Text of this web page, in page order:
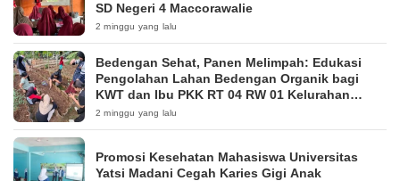
SD Negeri 4 Maccorawalie
2 minggu yang lalu
Bedengan Sehat, Panen Melimpah: Edukasi
Pengolahan Lahan Bedengan Organik bagi
KWT dan Ibu PKK RT 04 RW 01 Kelurahan
Pakintelan
2 minggu yang lalu
Promosi Kesehatan Mahasiswa Universitas
Yatsi Madani Cegah Karies Gigi Anak